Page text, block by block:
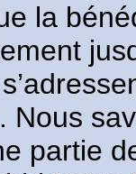
la
Nous
partie